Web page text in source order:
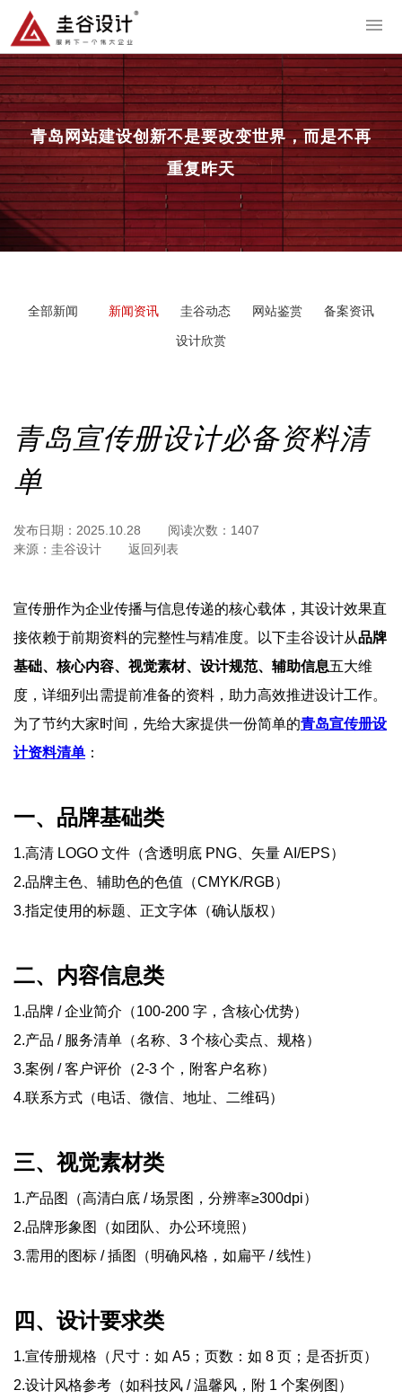
青岛网站建设创新不是要改变世界，而是不再
重复昨天
全部新闻 新闻资讯 圭谷动态 网站鉴赏 备案资讯
设计欣赏
青岛宣传册设计必备资料清
单
发布日期： 2025.10.28 阅读次数： 1407
来源： 圭谷设计 返回列表
宣传册作为企业传播与信息传递的核心载体，其设计效果直
接依赖于前期资料的完整性与精准度。以下圭谷设计从品牌
基础、核心内容、视觉素材、设计规范、辅助信息五大维
度，详细列出需提前准备的资料，助力高效推进设计工作。
为了节约大家时间，先给大家提供一份简单的青岛宣传册设
计资料清单 ：
一、品牌基础类
1.高清 LOGO 文件（含透明底 PNG、矢量 AI/EPS）
2.品牌主色、辅助色的色值（CMYK/RGB）
3.指定使用的标题、正文字体（确认版权）
二、内容信息类
1.品牌 / 企业简介（100-200 字，含核心优势）
2.产品 / 服务清单（名称、3 个核心卖点、规格）
3.案例 / 客户评价（2-3 个，附客户名称）
4.联系方式（电话、微信、地址、二维码）
三、视觉素材类
1.产品图（高清白底 / 场景图，分辨率≥300dpi）
2.品牌形象图（如团队、办公环境照）
3.需用的图标 / 插图（明确风格，如扁平 / 线性）
四、设计要求类
1.宣传册规格（尺寸：如 A5；页数：如 8 页；是否折页）
2.设计风格参考（如科技风 / 温馨风，附 1 个案例图）